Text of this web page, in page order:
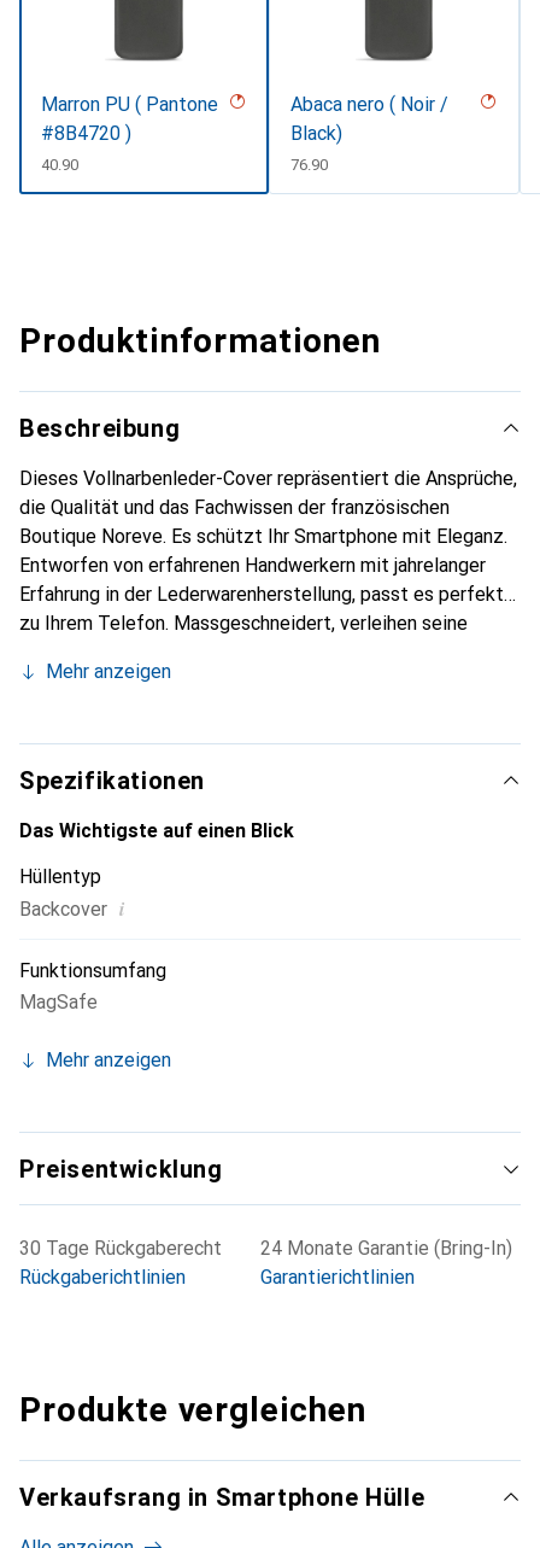
Marron PU ( Pantone
#8B4720 )
CHF
40.90
Abaca nero ( Noir /
Black)
CHF
76.90
Produktinformationen
Beschreibung
Dieses Vollnarbenleder-Cover repräsentiert die Ansprüche,
die Qualität und das Fachwissen der französischen
Boutique Noreve. Es schützt Ihr Smartphone mit Eleganz.
Entworfen von erfahrenen Handwerkern mit jahrelanger
Erfahrung in der Lederwarenherstellung, passt es perfekt
zu Ihrem Telefon. Massgeschneidert, verleihen seine
schicken und unverzichtbaren Accessoire für Ihr
hochwertigen Produkte anerkannt und eine zuverlässige
Wahl für eine anspruchsvolle Kundschaft.
Mehr anzeigen
Spezifikationen
Das Wichtigste auf einen Blick
Hüllentyp
Backcover i
Funktionsumfang
MagSafe
Mehr anzeigen
Preisentwicklung
30 Tage Rückgaberecht
Rückgaberichtlinien
24 Monate Garantie (Bring-In)
Garantierichtlinien
Produkte vergleichen
Verkaufsrang in Smartphone Hülle